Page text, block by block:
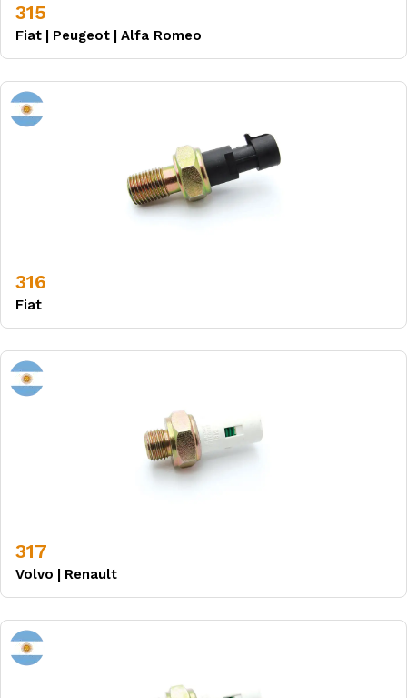
315
Fiat | Peugeot | Alfa Romeo
316
Fiat
317
Volvo | Renault